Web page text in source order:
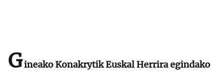
Gineako Konakrytik Euskal Herrira egindako